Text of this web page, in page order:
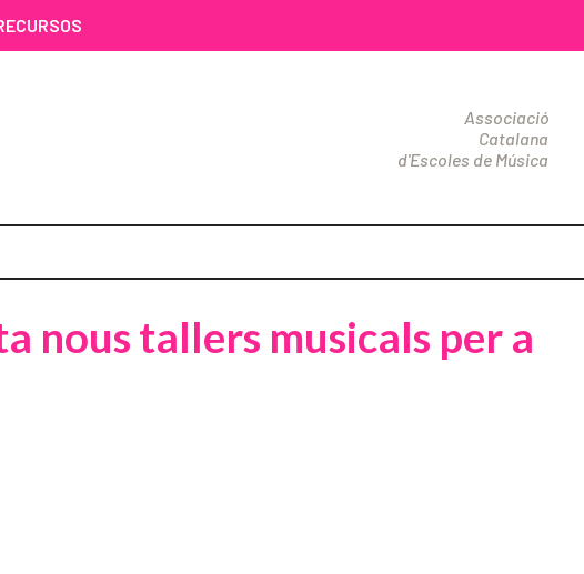
Associació
Catalana
d'Escoles de Música
nous tallers musicals per a